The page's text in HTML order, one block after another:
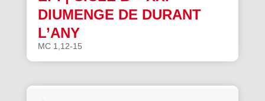
DIUMENGE DE DURANT
L’ANY
MC 1,12-15